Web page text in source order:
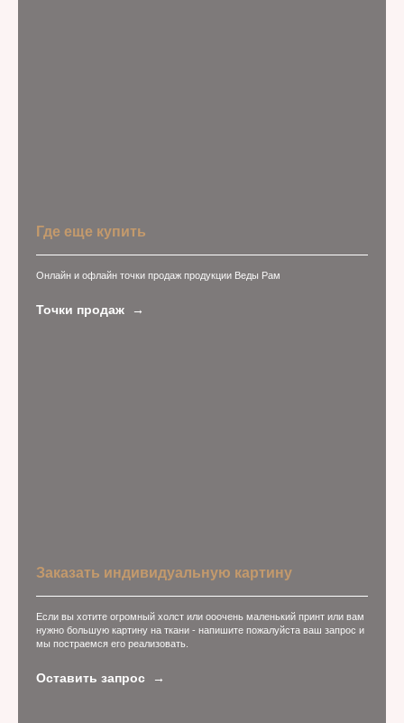
Где еще купить
Онлайн и офлайн точки продаж продукции Веды Рам
Точки продаж
Заказать индивидуальную картину
Если вы хотите огромный холст или ооочень маленький принт или вам
нужно большую картину на ткани - напишите пожалуйста ваш запрос и
мы постраемся его реализовать.
Оставить запрос